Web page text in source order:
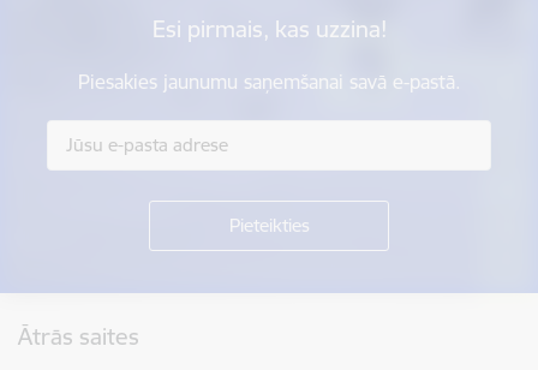
Esi pirmais, kas uzzina!
Piesakies jaunumu saņemšanai savā e-pastā.
Ātrās saites